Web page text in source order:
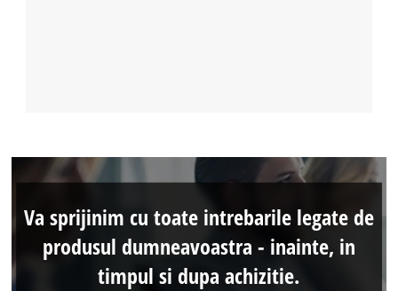
Va sprijinim cu toate intrebarile legate de
produsul dumneavoastra - inainte, in
timpul si dupa achizitie.